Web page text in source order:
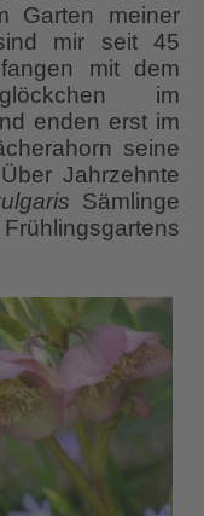
Garten meiner
mir seit 45
mit dem
im
enden erst im
seine
Jahrzehnte
Sämlinge